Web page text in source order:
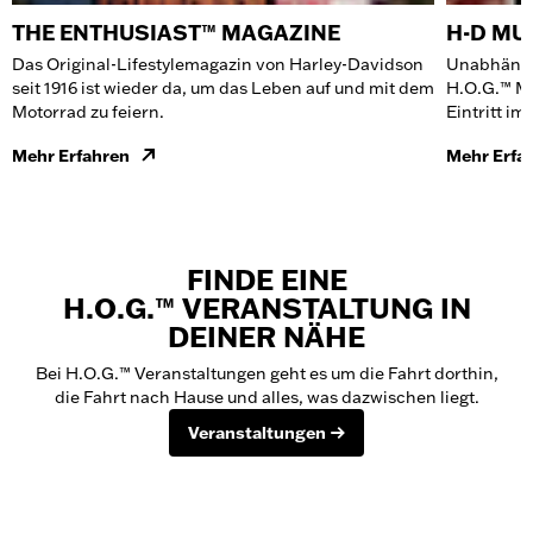
THE ENTHUSIAST™ MAGAZINE
Das Original-Lifestylemagazin von Harley-Davidson
seit 1916 ist wieder da, um das Leben auf und mit dem
Motorrad zu feiern.
Mehr Erfahren
H-D
H.O.G.™
Eintritt im
Mehr
FINDE EINE
H.O.G.™ VERANSTALTUNG IN
DEINER NÄHE
Bei H.O.G.™ Veranstaltungen geht es um die Fahrt dorthin,
die Fahrt nach Hause und alles, was dazwischen liegt.
Veranstaltungen